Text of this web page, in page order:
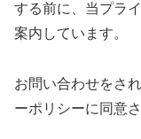
する前に、当プラ
案内しています。
お問い合わせをさ
ーポリシーに同意